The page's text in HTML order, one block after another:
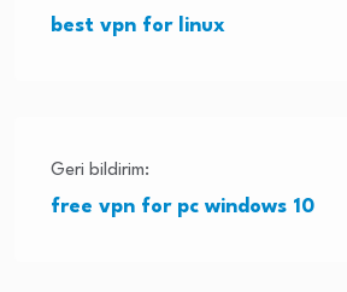
best vpn for linux
Geri bildirim:
free vpn for pc windows 10